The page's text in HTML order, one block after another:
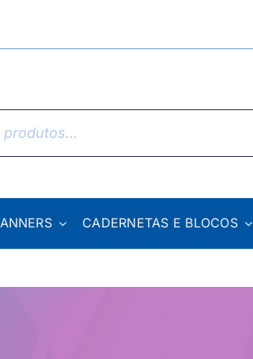
CADERNETAS E BLOCOS